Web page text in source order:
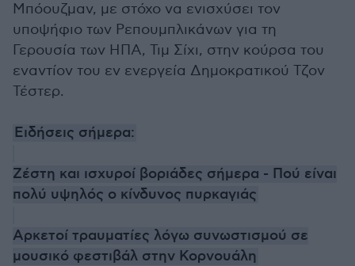
Μπόουζμαν, με στόχο να ενισχύσει τον
υποψήφιο των Ρεπουμπλικάνων για τη
Γερουσία των ΗΠΑ, Τιμ Σίχι, στην κούρσα του
εναντίον του εν ενεργεία Δημοκρατικού Τζον
Τέστερ.
Ειδήσεις σήμερα:
Ζέστη και ισχυροί βοριάδες σήμερα - Πού είναι
πολύ υψηλός ο κίνδυνος πυρκαγιάς
Αρκετοί τραυματίες λόγω συνωστισμού σε
μουσικό φεστιβάλ στην Κορνουάλη